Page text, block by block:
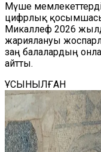
Мүше
цифрлық
Микаллеф 2026
жариялануы
заң балалардың
айтты.
ҰСЫНЫЛҒАН